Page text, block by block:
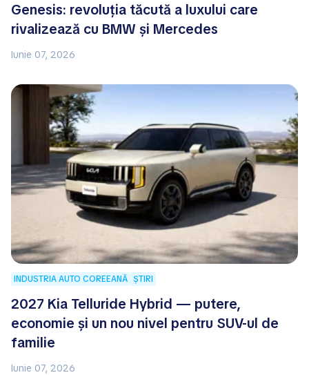
Genesis: revoluția tăcută a luxului care
rivalizează cu BMW și Mercedes
Iunie 07, 2026
INDUSTRIA AUTO COREEANĂ ȘTIRI
2027 Kia Telluride Hybrid — putere,
economie și un nou nivel pentru SUV-ul de
familie
Iunie 07, 2026